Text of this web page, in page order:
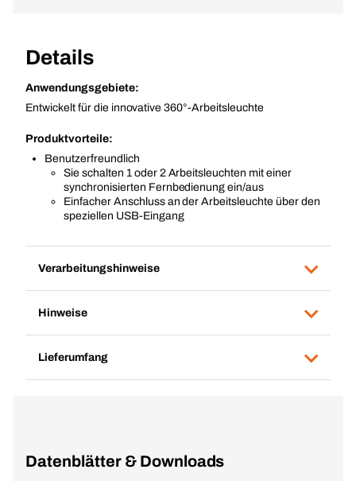
Details
Anwendungsgebiete:
Entwickelt für die innovative 360°-Arbeitsleuchte
Produktvorteile:
Benutzerfreundlich
Sie schalten 1 oder 2 Arbeitsleuchten mit einer
synchronisierten Fernbedienung ein/aus
Einfacher Anschluss an der Arbeitsleuchte über den
speziellen USB-Eingang
Verarbeitungshinweise
Hinweise
Lieferumfang
Datenblätter & Downloads